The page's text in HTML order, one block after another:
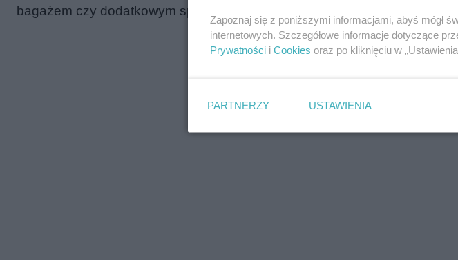
bagażem czy dodatkowym sprzętem, na przykład z przyczepką dla
reklama
Zapoznaj się z poniższymi informacjami, abyś mógł
internetowych. Szczegółowe informacje dotyczące
Prywatności i Cookies oraz po kliknięciu w
PARTNERZY USTAWIENIA